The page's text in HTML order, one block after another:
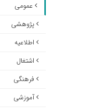
عمومی
پژوهشی
اطلاعیه
اشتغال
فرهنگی
آموزشی